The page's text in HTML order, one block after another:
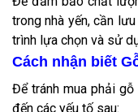
trong nhà yến, cần
trình lựa chọn và sử
Cách nhận biết
Để tránh mua phải
đến các yếu tố sau: